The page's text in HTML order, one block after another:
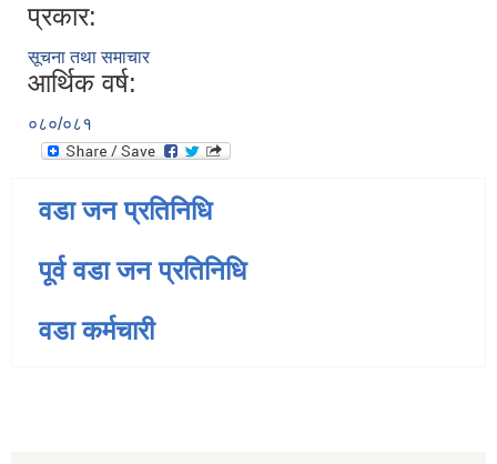
प्रकार:
सूचना तथा समाचार
आर्थिक वर्ष:
०८०/०८१
वडा जन प्रतिनिधि
पूर्व वडा जन प्रतिनिधि
वडा कर्मचारी